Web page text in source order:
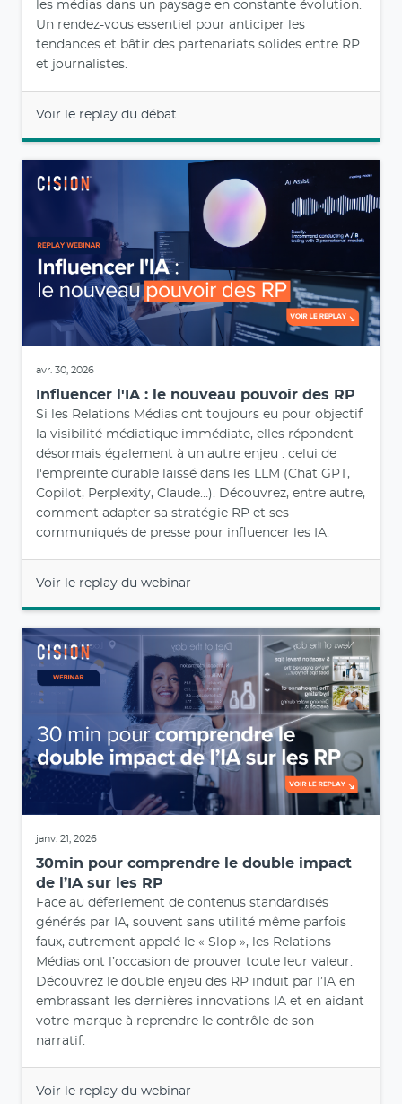
les médias dans un paysage en constante évolution.
Un rendez-vous essentiel pour anticiper les
tendances et bâtir des partenariats solides entre RP
et journalistes.
Voir le replay du débat
avr. 30, 2026
Influencer l'IA : le nouveau pouvoir des RP
Si les Relations Médias ont toujours eu pour objectif
la visibilité médiatique immédiate, elles répondent
désormais également à un autre enjeu : celui de
l'empreinte durable laissé dans les LLM (Chat GPT,
Copilot, Perplexity, Claude…). Découvrez, entre autre,
comment adapter sa stratégie RP et ses
communiqués de presse pour influencer les IA.
Voir le replay du webinar
janv. 21, 2026
30min pour comprendre le double impact
de l’IA sur les RP
Face au déferlement de contenus standardisés
générés par IA, souvent sans utilité même parfois
faux, autrement appelé le « Slop », les Relations
Médias ont l’occasion de prouver toute leur valeur.
Découvrez le double enjeu des RP induit par l’IA en
embrassant les dernières innovations IA et en aidant
votre marque à reprendre le contrôle de son
narratif.
Voir le replay du webinar